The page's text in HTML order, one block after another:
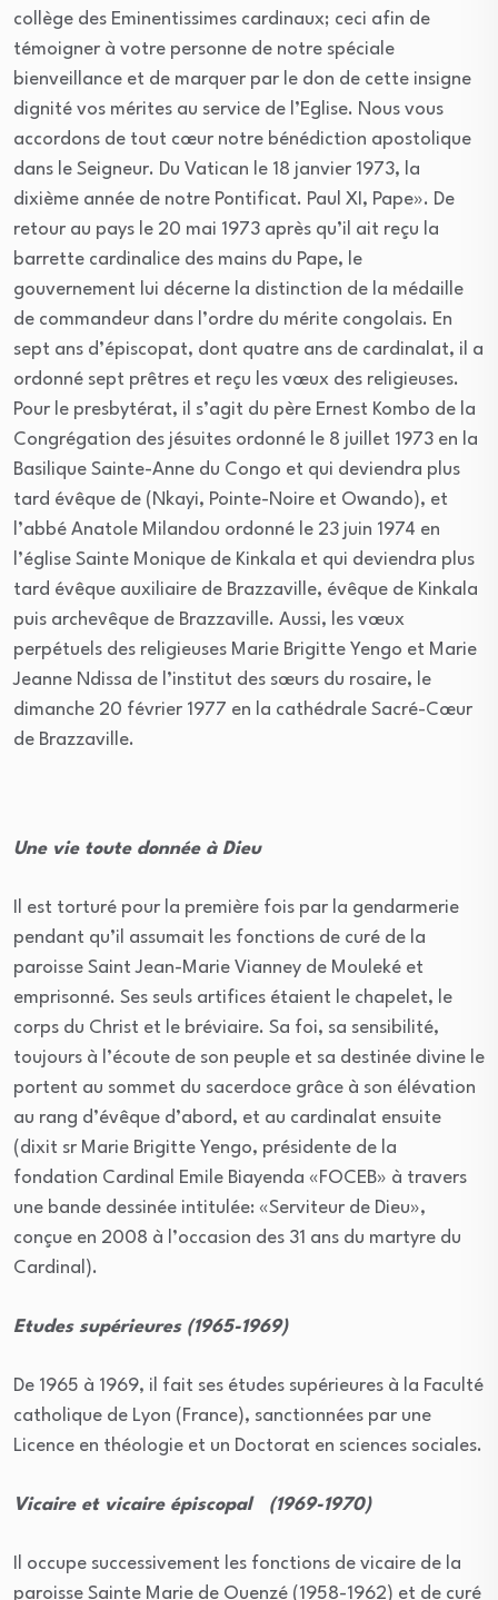
collège des Eminentissimes cardinaux; ceci afin de
témoigner à votre personne de notre spéciale
bienveillance et de marquer par le don de cette insigne
dignité vos mérites au service de l’Eglise. Nous vous
accordons de tout cœur notre bénédiction apostolique
dans le Seigneur. Du Vatican le 18 janvier 1973, la
dixième année de notre Pontificat. Paul XI, Pape». De
retour au pays le 20 mai 1973 après qu’il ait reçu la
barrette cardinalice des mains du Pape, le
gouvernement lui décerne la distinction de la médaille
de commandeur dans l’ordre du mérite congolais. En
sept ans d’épiscopat, dont quatre ans de cardinalat, il a
ordonné sept prêtres et reçu les vœux des religieuses.
Pour le presbytérat, il s’agit du père Ernest Kombo de la
Congrégation des jésuites ordonné le 8 juillet 1973 en la
Basilique Sainte-Anne du Congo et qui deviendra plus
tard évêque de (Nkayi, Pointe-Noire et Owando), et
l’abbé Anatole Milandou ordonné le 23 juin 1974 en
l’église Sainte Monique de Kinkala et qui deviendra plus
tard évêque auxiliaire de Brazzaville, évêque de Kinkala
puis archevêque de Brazzaville. Aussi, les vœux
perpétuels des religieuses Marie Brigitte Yengo et Marie
Jeanne Ndissa de l’institut des sœurs du rosaire, le
dimanche 20 février 1977 en la cathédrale Sacré-Cœur
de Brazzaville.
Une vie toute donnée à Dieu
Il est torturé pour la première fois par la gendarmerie
pendant qu’il assumait les fonctions de curé de la
paroisse Saint Jean-Marie Vianney de Mouleké et
emprisonné. Ses seuls artifices étaient le chapelet, le
corps du Christ et le bréviaire. Sa foi, sa sensibilité,
toujours à l’écoute de son peuple et sa destinée divine le
portent au sommet du sacerdoce grâce à son élévation
au rang d’évêque d’abord, et au cardinalat ensuite
(dixit sr Marie Brigitte Yengo, présidente de la
fondation Cardinal Emile Biayenda «FOCEB» à travers
une bande dessinée intitulée: «Serviteur de Dieu»,
conçue en 2008 à l’occasion des 31 ans du martyre du
Cardinal).
Etudes supérieures (1965-1969)
De 1965 à 1969, il fait ses études supérieures à la Faculté
catholique de Lyon (France), sanctionnées par une
Licence en théologie et un Doctorat en sciences sociales.
Vicaire et vicaire épiscopal (1969-1970)
Il occupe successivement les fonctions de vicaire de la
paroisse Sainte Marie de Ouenzé (1958-1962) et de curé